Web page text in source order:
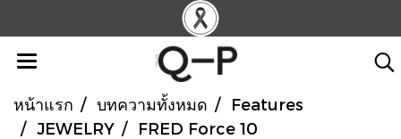
หน้าแรก บทความทั้งหมด
Features
JEWELRY
FRED Force 10